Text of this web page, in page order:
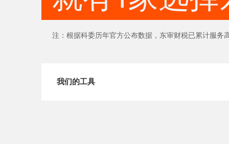
注：根据科委历年官方公布数据，东审财税已累计服务
我们的工具